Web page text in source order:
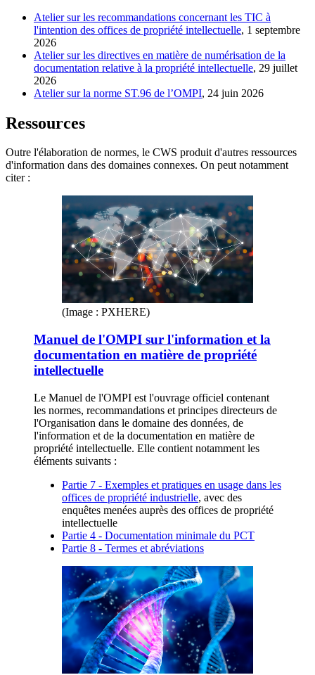
Atelier sur les recommandations concernant les TIC à
l'intention des offices de propriété intellectuelle, 1 septembre
2026
Atelier sur les directives en matière de numérisation de la
documentation relative à la propriété intellectuelle, 29 juillet
2026
Atelier sur la norme ST.96 de l’OMPI, 24 juin 2026
Ressources
Outre l'élaboration de normes, le CWS produit d'autres ressources
d'information dans des domaines connexes. On peut notamment
citer :
(Image : PXHERE)
Manuel de l'OMPI sur l'information et la
documentation en matière de propriété
intellectuelle
Le Manuel de l'OMPI est l'ouvrage officiel contenant
les normes, recommandations et principes directeurs de
l'Organisation dans le domaine des données, de
l'information et de la documentation en matière de
propriété intellectuelle. Elle contient notamment les
éléments suivants :
Partie 7 - Exemples et pratiques en usage dans les
offices de propriété industrielle, avec des
enquêtes menées auprès des offices de propriété
intellectuelle
Partie 4 - Documentation minimale du PCT
Partie 8 - Termes et abréviations